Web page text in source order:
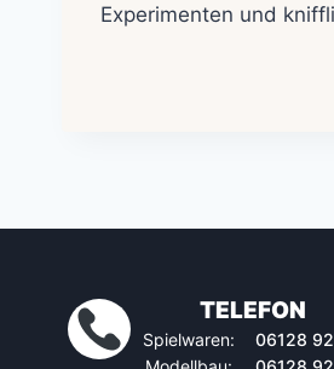
Experimenten und
TELEFON
Spielwaren:
06128